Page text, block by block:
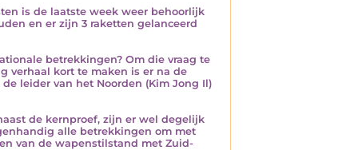
is de laatste week weer behoorlijk
en er zijn 3 raketten gelanceerd
betrekkingen? Om die vraag te
verhaal kort te maken is er na de
leider van het Noorden (Kim Jong Il)
de kernproef, zijn er wel degelijk
alle betrekkingen om met
van de wapenstilstand met Zuid-